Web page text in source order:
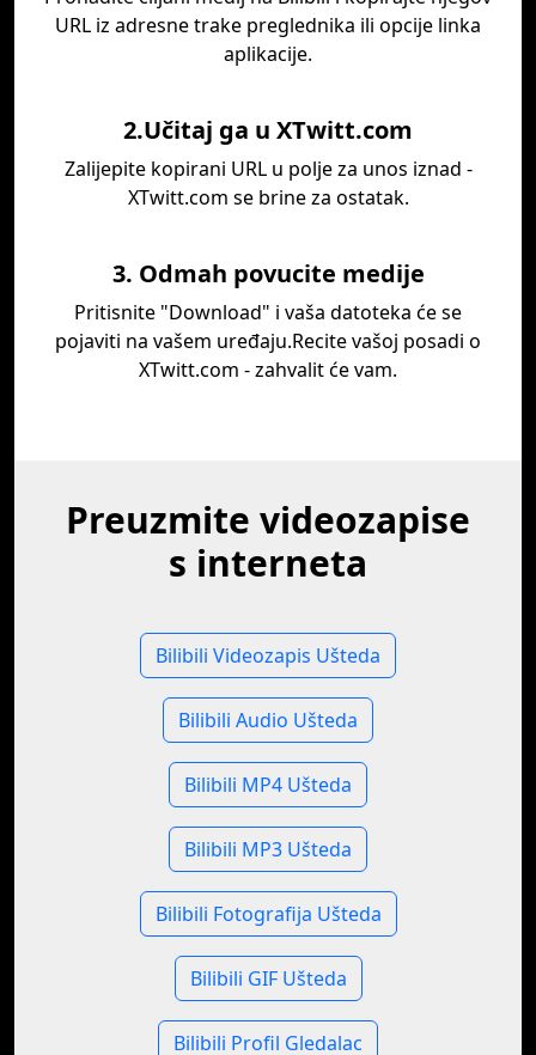
URL iz adresne trake preglednika ili opcije linka
aplikacije.
2.Učitaj ga u XTwitt.com
Zalijepite kopirani URL u polje za unos iznad -
XTwitt.com se brine za ostatak.
3. Odmah povucite medije
Pritisnite "Download" i vaša datoteka će se
pojaviti na vašem uređaju.Recite vašoj posadi o
XTwitt.com - zahvalit će vam.
Preuzmite videozapise
s interneta
Bilibili Videozapis Ušteda
Bilibili Audio Ušteda
Bilibili MP4 Ušteda
Bilibili MP3 Ušteda
Bilibili Fotografija Ušteda
Bilibili GIF Ušteda
Bilibili Profil Gledalac